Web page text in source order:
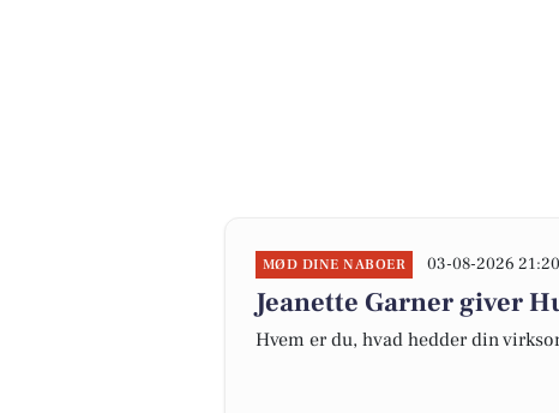
MØD DINE NABOER 03-08-2026 21:20
Jeanette Garner giver
Hvem er du, hvad hedder din